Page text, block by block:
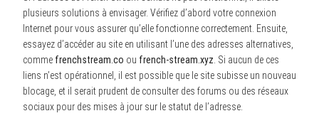
plusieurs solutions à envisager. Vérifiez d’abord votre connexion
Internet pour vous assurer qu’elle fonctionne correctement. Ensuite,
essayez d’accéder au site en utilisant l’une des adresses alternatives,
comme frenchstream.co ou french-stream.xyz . Si aucun de ces
liens n’est opérationnel, il est possible que le site subisse un nouveau
blocage, et il serait prudent de consulter des forums ou des réseaux
sociaux pour des mises à jour sur le statut de l’adresse.